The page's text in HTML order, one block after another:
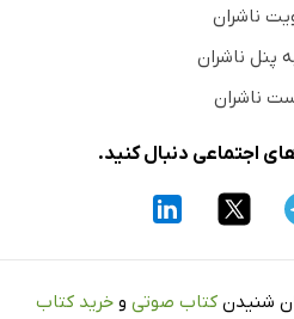
ناشران
پنل ناشران
ناشران
اجتماعی دنبال کنید.
شنیدن کتاب صوتی و خرید کتاب